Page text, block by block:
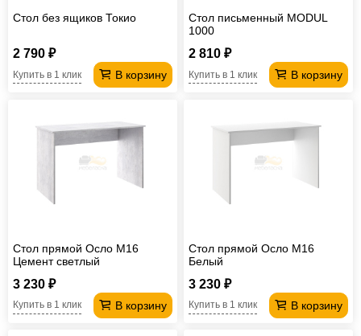
Стол без ящиков Токио
2 790 ₽
В корзину
Купить в 1 клик
Стол письменный MODUL
1000
2 810 ₽
В корзину
Купить в 1 клик
Стол прямой Осло М16
Цемент светлый
3 230 ₽
В корзину
Купить в 1 клик
Стол прямой Осло М16
Белый
3 230 ₽
В корзину
Купить в 1 клик